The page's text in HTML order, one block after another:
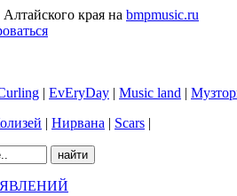
края на bmpmusic.ru
| EvEryDay | Music land |
| Нирвана | Scars |